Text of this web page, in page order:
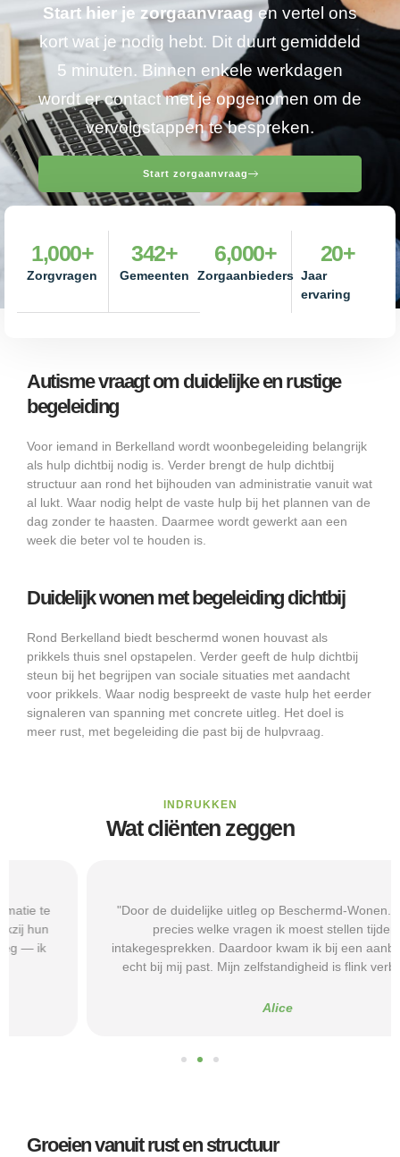
Start hier je zorgaanvraagen vertel ons
kort wat je nodig hebt. Dit duurt gemiddeld
5 minuten. Binnen enkele werkdagen
wordt er contact met je opgenomen om de
vervolgstappen te bespreken.
Start zorgaanvraag
Zorgvragen
1,000+
Gemeenten
342+
Zorgaanbieders
6,000+
Jaar
ervaring
20+
Autisme vraagt om duidelijke en rustige
begeleiding
Voor iemand in Berkelland wordt woonbegeleiding belangrijk
als hulp dichtbij nodig is. Verder brengt de hulp dichtbij
structuur aan rond het bijhouden van administratie vanuit wat
al lukt. Waar nodig helpt de vaste hulp bij het plannen van de
dag zonder te haasten. Daarmee wordt gewerkt aan een
week die beter vol te houden is.
Duidelijk wonen met begeleiding dichtbij
Rond Berkelland biedt beschermd wonen houvast als
prikkels thuis snel opstapelen. Verder geeft de hulp dichtbij
steun bij het begrijpen van sociale situaties met aandacht
voor prikkels. Waar nodig bespreekt de vaste hulp het eerder
signaleren van spanning met concrete uitleg. Het doel is
meer rust, met begeleiding die past bij de hulpvraag.
INDRUKKEN
Wat cliënten zeggen
"Door de duidelijke uitleg op Beschermd-Wonen.nl wist ik
precies welke vragen ik moest stellen tijdens
intakegesprekken. Daardoor kwam ik bij een aanbieder die
echt bij mij past. Mijn zelfstandigheid is flink verbeterd."
Groeien vanuit rust en structuur